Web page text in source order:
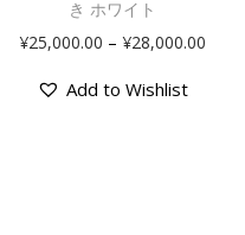
き ホワイト
¥25,000.00 – ¥28,000.00
Add to Wishlist